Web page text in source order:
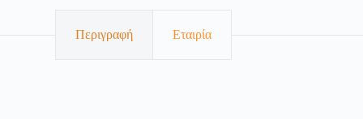
Περιγραφή Εταιρία